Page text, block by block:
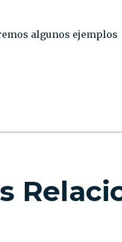
algunos ejemplos